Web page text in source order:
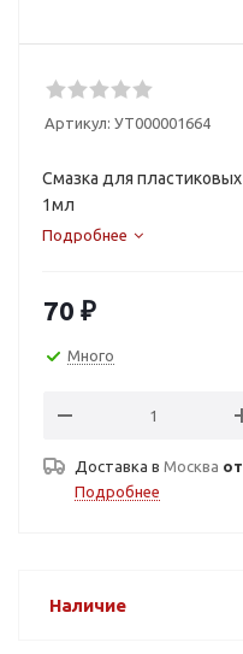
Артикул: УТ000001664
Смазка для
1мл
Подробнее
70 ₽
Много
Доставка в Москва
Подробнее
Наличие